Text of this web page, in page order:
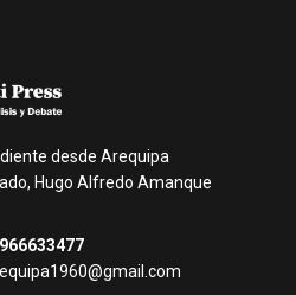
desde Arequipa
Hugo Alfredo Amanque